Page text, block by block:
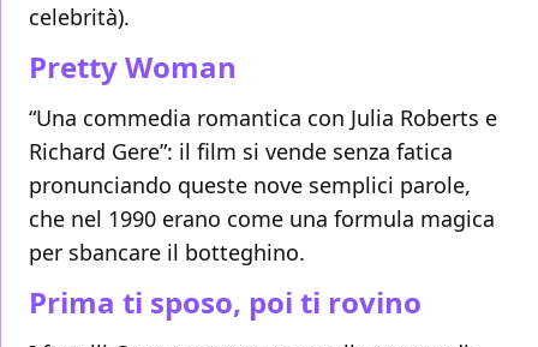
celebrità).
Pretty Woman
“Una commedia romantica con Julia Roberts e
Richard Gere”: il film si vende senza fatica
pronunciando queste nove semplici parole,
che nel 1990 erano come una formula magica
per sbancare il botteghino.
Prima ti sposo, poi ti rovino